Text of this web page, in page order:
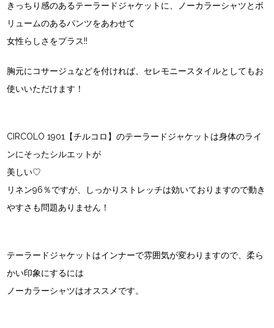
きっちり感のあるテーラードジャケットに、ノーカラーシャツとボ
リュームのあるパンツをあわせて
女性らしさをプラス!!
胸元にコサージュなどを付ければ、セレモニースタイルとしてもお
使いいただけます！
CIRCOLO 1901【チルコロ】のテーラードジャケットは身体のライ
ンにそったシルエットが
美しい♡
リネン96％ですが、しっかりストレッチは効いておりますので動き
やすさも問題ありません！
テーラードジャケットはインナーで雰囲気が変わりますので、柔ら
かい印象にするには
ノーカラーシャツはオススメです。